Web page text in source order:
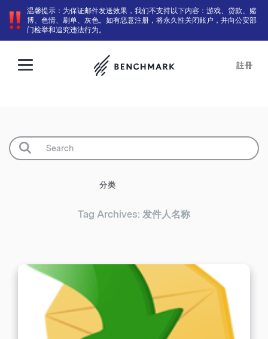
温馨提示：为保证邮件发送效果，我们不支持以下内容：游戏、贷款、赌
博、色情、刷单、灰色。如有恶意注册，将永久性关闭账户，并向公安部
门检举和追究违法行为。
註冊
分类
Tag Archives: 发件人名称